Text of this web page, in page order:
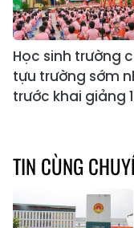
Học sinh trường
tựu trường sớm
trước khai giảng
TIN CÙNG